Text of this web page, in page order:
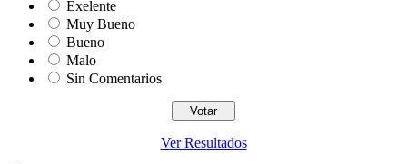
Exelente
Muy Bueno
Bueno
Malo
Sin Comentarios
Ver Resultados